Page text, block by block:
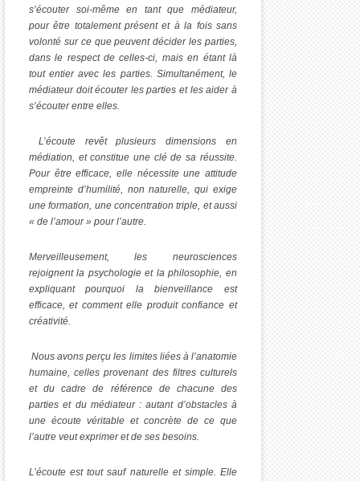
s’écouter soi-même en tant que médiateur,
pour être totalement présent et à la fois sans
volonté sur ce que peuvent décider les parties,
dans le respect de celles-ci, mais en étant là
tout entier avec les parties. Simultanément, le
médiateur doit écouter les parties et les aider à
s’écouter entre elles.
L’écoute revêt plusieurs dimensions en
médiation, et constitue une clé de sa réussite.
Pour être efficace, elle nécessite une attitude
empreinte d’humilité, non naturelle, qui exige
une formation, une concentration triple, et aussi
« de l’amour » pour l’autre.
Merveilleusement, les neurosciences
rejoignent la psychologie et la philosophie, en
expliquant pourquoi la bienveillance est
efficace, et comment elle produit confiance et
créativité.
Nous avons perçu les limites liées à l’anatomie
humaine, celles provenant des filtres culturels
et du cadre de référence de chacune des
parties et du médiateur : autant d’obstacles à
une écoute véritable et concrète de ce que
l’autre veut exprimer et de ses besoins.
L’écoute est tout sauf naturelle et simple. Elle